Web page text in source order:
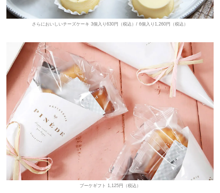
さらにおいしいチーズケーキ 3個入り630円（税込）/ 6個入り1,260円（税込）
ブーケギフト 1,125円（税込）